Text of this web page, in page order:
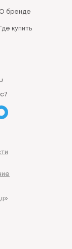
О бренде
Где купить